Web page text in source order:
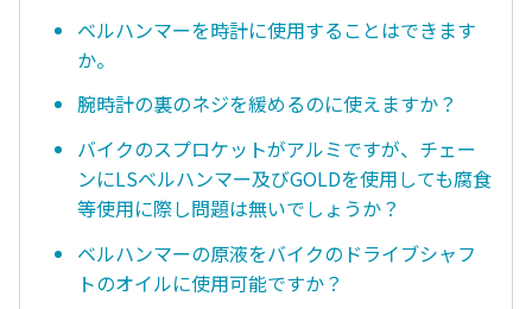
ベルハンマーを時計に使用することはできます
か。
腕時計の裏のネジを緩めるのに使えますか？
バイクのスプロケットがアルミですが、チェー
ンにLSベルハンマー及びGOLDを使用しても腐食
等使用に際し問題は無いでしょうか？
ベルハンマーの原液をバイクのドライブシャフ
トのオイルに使用可能ですか？